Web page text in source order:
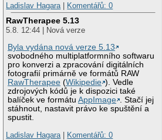
Ladislav Hagara
Komentářů: 0
RawTherapee 5.13
5.8. 12:44 | Nová verze
Byla vydána nová verze 5.13
svobodného multiplatformního softwaru
pro konverzi a zpracování digitálních
fotografií primárně ve formátů RAW
RawTherapee (Wikipedie ). Vedle
zdrojových kódů je k dispozici také
balíček ve formátuAppImage . Stačí jej
stáhnout, nastavit právo ke spuštění a
spustit.
Ladislav Hagara
Komentářů: 0